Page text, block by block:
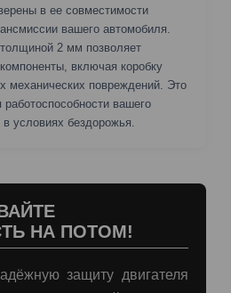
в ее совместимости
вашего автомобиля.
2 мм позволяет
включая коробку
механических повреждений. Это
вашего
условиях бездорожья.
НА ПОТОМ!
защиту двигателя